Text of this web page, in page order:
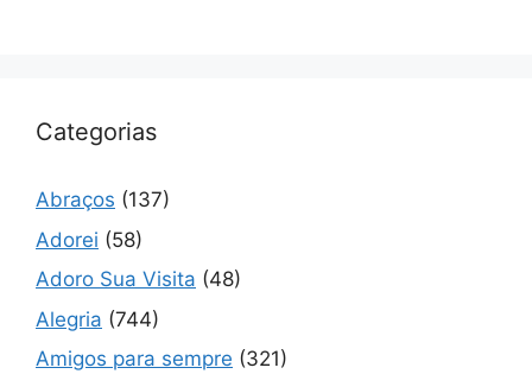
Categorias
Abraços (137)
Adorei (58)
Adoro Sua Visita (48)
Alegria (744)
Amigos para sempre (321)